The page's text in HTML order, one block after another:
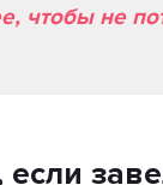
чтобы не
если